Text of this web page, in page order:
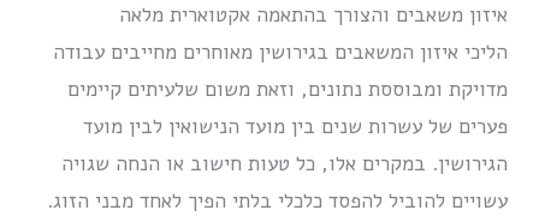
איזון משאבים והצורך בהתאמה אקטוארית מלאה
הליכי איזון המשאבים בגירושין מאוחרים מחייבים עבודה
מדויקת ומבוססת נתונים, וזאת משום שלעיתים קיימים
פערים של עשרות שנים בין מועד הנישואין לבין מועד
הגירושין. במקרים אלו, כל טעות חישוב או הנחה שגויה
עשויים להוביל להפסד כלכלי בלתי הפיך לאחד מבני הזוג.